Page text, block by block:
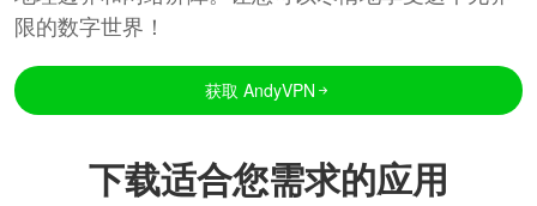
限的数字世界！
获取 AndyVPN
下载适合您需求的应用